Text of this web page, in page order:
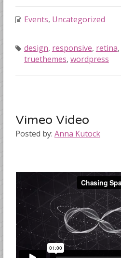
Events, Uncategorized
design, responsive, retina,
truethemes, wordpress
Vimeo Video
Posted by: Anna Kutock